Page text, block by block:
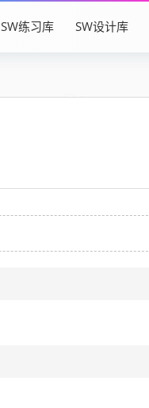
SW练习库 SW设计库